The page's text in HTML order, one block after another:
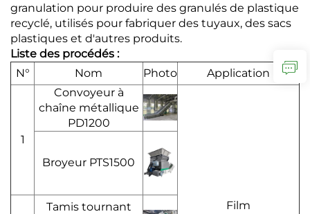
granulation pour produire des granulés de plastique
recyclé, utilisés pour fabriquer des tuyaux, des sacs
plastiques et d'autres produits.
Liste des procédés :
N°
Nom Photo Application
1
Convoyeur à
chaîne métallique
PD1200
Film
Broyeur PTS1500
Tamis tournant